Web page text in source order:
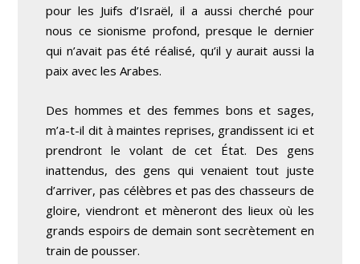
pour les Juifs d’Israël, il a aussi cherché pour
nous ce sionisme profond, presque le dernier
qui n’avait pas été réalisé, qu’il y aurait aussi la
paix avec les Arabes.
Des hommes et des femmes bons et sages,
m’a-t-il dit à maintes reprises, grandissent ici et
prendront le volant de cet État. Des gens
inattendus, des gens qui venaient tout juste
d’arriver, pas célèbres et pas des chasseurs de
gloire, viendront et mèneront des lieux où les
grands espoirs de demain sont secrètement en
train de pousser.